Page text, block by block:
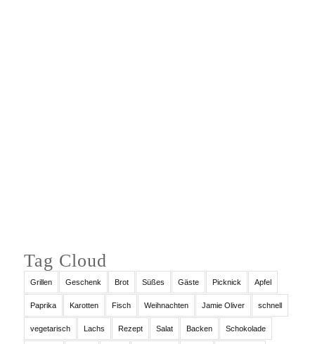
Tag Cloud
Grillen Geschenk Brot Süßes Gäste Picknick Apfel
Paprika Karotten Fisch Weihnachten Jamie Oliver schnell
vegetarisch Lachs Rezept Salat Backen Schokolade